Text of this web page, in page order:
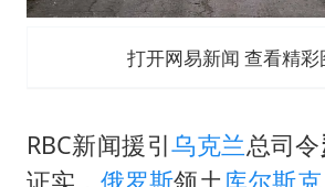
打开网易新闻 查看精彩
RBC新闻援引乌克兰总司令
证实， 俄罗斯领土库尔斯克